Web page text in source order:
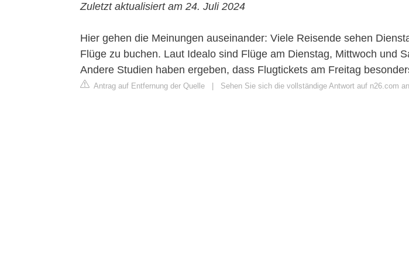
Zuletzt aktualisiert am 24. Juli 2024
Hier gehen die Meinungen auseinander: Viele Reisende sehen
Flüge zu buchen. Laut Idealo sind Flüge am Dienstag, Mittwoch und
Andere Studien haben ergeben, dass Flugtickets am Freitag
Antrag auf Entfernung der Quelle Sehen Sie sich die vollständige Antwort auf n26.com an